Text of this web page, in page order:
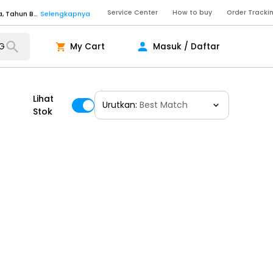
Selengkapnya
Service Center How to buy Order
My Cart Masuk / Daftar
Lihat
Stok
Urutkan: Best Match